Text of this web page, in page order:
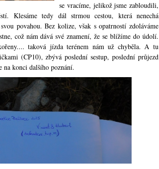
se vracíme, jelikož jsme zabloudili,
Klesáme tedy dál strmou cestou, která nenechá
povahou. Bez kolize, však s opatrností zdoláváme
což nám dává své znamení, že se blížíme do údolí.
taková jízda terénem nám už chyběla. A tu
(CP10), zbývá poslední sestup, poslední průjezd
na konci dalšího poznání.